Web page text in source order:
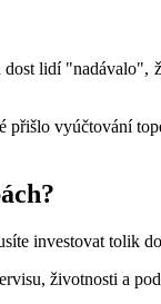
lidí
vyúčtování
investovat tolik
životnosti a